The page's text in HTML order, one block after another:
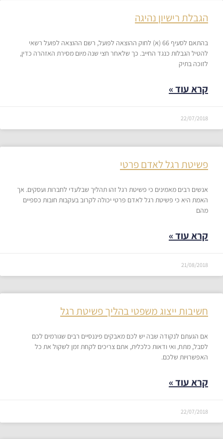
​הגבלת רישיון נהיגה
בהתאם לסעיף 66 (א) לחוק ההוצאה לפועל, רשם ההוצאה לפועל רשאי
להטיל הגבלות כנגד החייב. כך שלאחר חצי שנה מיום מסירת האזהרה כדין,
לזוכה בתיק
קרא עוד »
22/07/2018
פשיטת רגל לאדם פרטי
אנשים רבים מאמינים כי פשיטת רגל זהו תהליך שבלעדי לחברות ועסקים. אך
האמת היא כי פשיטת רגל לאדם פרטי יכולה לקרוב בעקבות חובות כספיים
מהם
קרא עוד »
21/08/2018
חשיבות ייצוג משפטי בהליך פשיטת רגל
אם הגעתם לנקודה שבה יש לכם מאבקים פיננסיים רבים שגורמים לכם
לסבל, מתח, ואי ודאות כלכלית, אתם צריכים לקחת זמן לשקול את כל
האפשרויות שלכם.
קרא עוד »
22/07/2018